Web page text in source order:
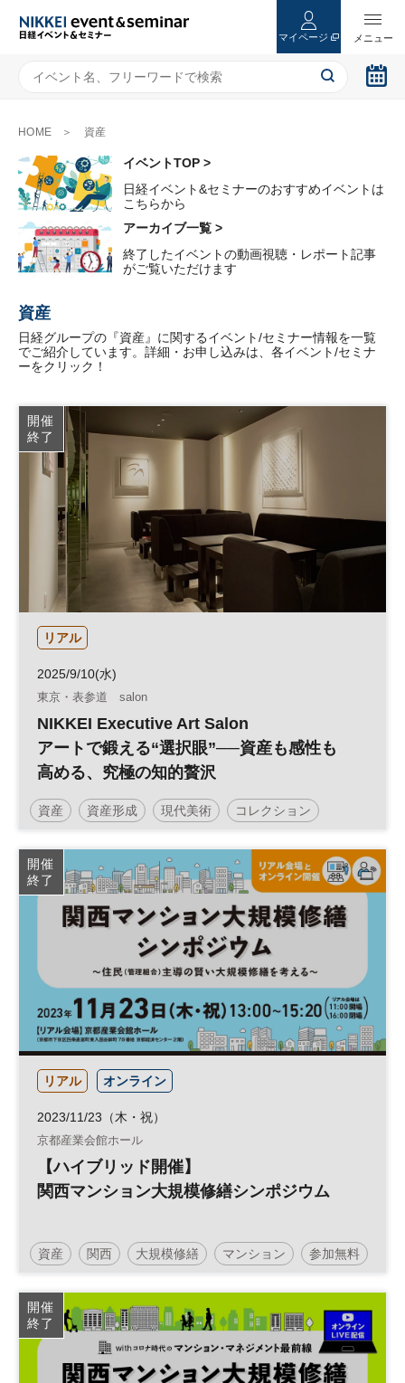
マイページ
HOME 資産
イベントTOP >
日経イベント&セミナーのおすすめイベントは
こちらから
アーカイブ一覧 >
終了したイベントの動画視聴・レポート記事
がご覧いただけます
資産
日経グループの『資産』に関するイベント/セミナー情報を一覧
でご紹介しています。詳細・お申し込みは、各イベント/セミナ
ーをクリック！
開催
終了
リアル
2025/9/10(水)
東京・表参道 salon
NIKKEI Executive Art Salon
アートで鍛える“選択眼”──資産も感性も
高める、究極の知的贅沢
資産 資産形成 現代美術 コレクション
エグゼクティブ
開催
終了
リアル オンライン
2023/11/23（木・祝）
京都産業会館ホール
【ハイブリッド開催】
関西マンション大規模修繕シンポジウム
資産 関西 大規模修繕 マンション 参加無料
土日祝開催
開催
終了